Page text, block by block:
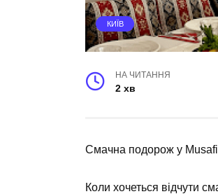
КИЇВ
НА ЧИТАННЯ
2 хв
Смачна подорож у
Коли хочеться відчути